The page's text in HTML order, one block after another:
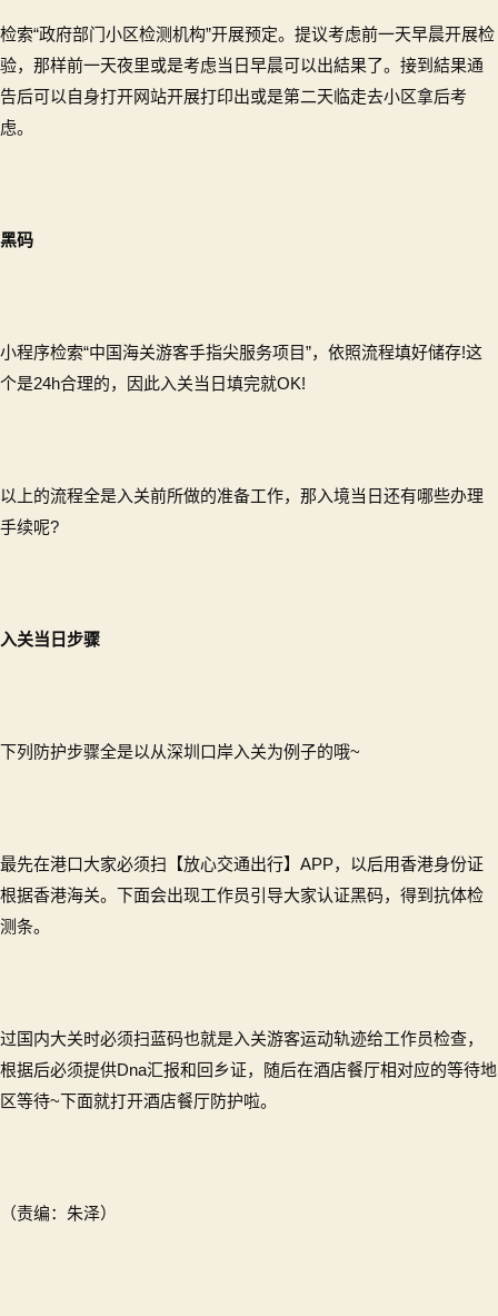
检索“政府部门小区检测机构”开展预定。提议考虑前一天早晨开展检
验，那样前一天夜里或是考虑当日早晨可以出結果了。接到結果通
告后可以自身打开网站开展打印出或是第二天临走去小区拿后考
虑。
黑码
小程序检索“中国海关游客手指尖服务项目”，依照流程填好储存!这
个是24h合理的，因此入关当日填完就OK!
以上的流程全是入关前所做的准备工作，那入境当日还有哪些办理
手续呢?
入关当日步骤
下列防护步骤全是以从深圳口岸入关为例子的哦~
最先在港口大家必须扫【放心交通出行】APP，以后用香港身份证
根据香港海关。下面会出现工作员引导大家认证黑码，得到抗体检
测条。
过国内大关时必须扫蓝码也就是入关游客运动轨迹给工作员检查，
根据后必须提供Dna汇报和回乡证，随后在酒店餐厅相对应的等待地
区等待~下面就打开酒店餐厅防护啦。
（责编：朱泽）